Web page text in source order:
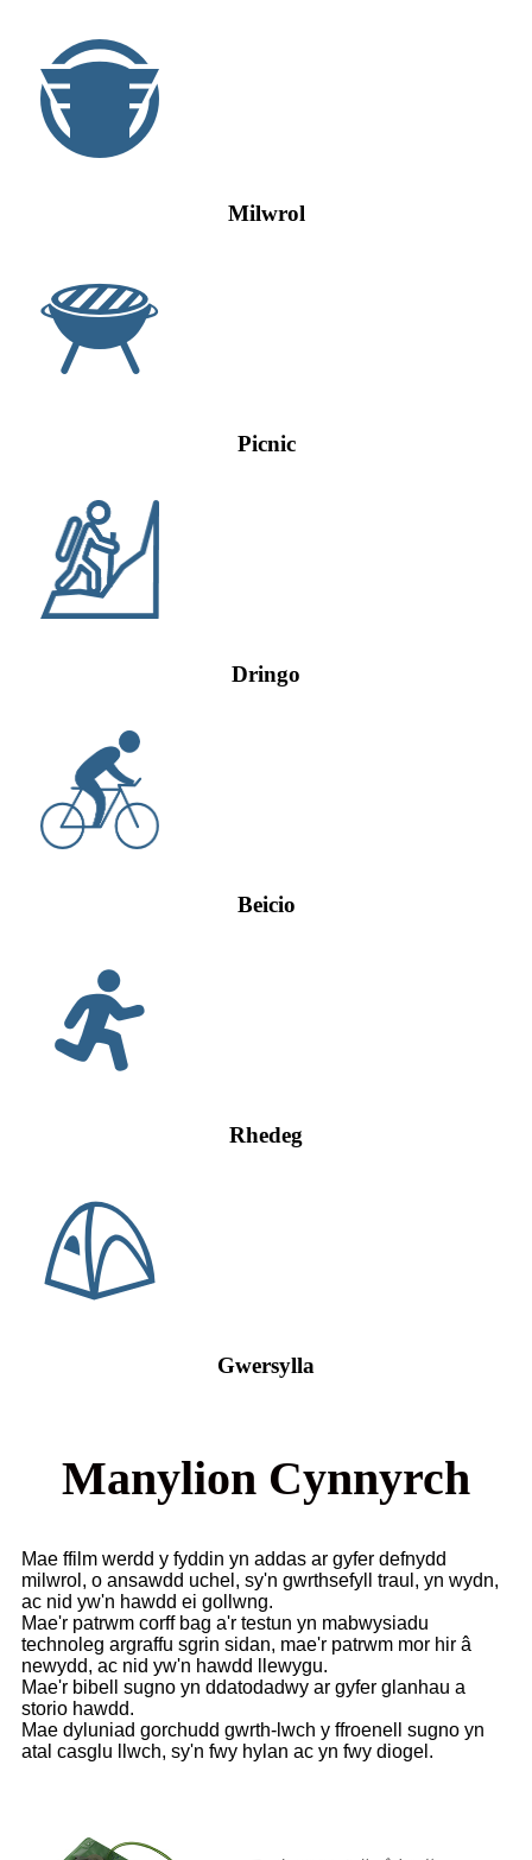
Milwrol
Picnic
Dringo
Beicio
Rhedeg
Gwersylla
Manylion Cynnyrch
Mae ffilm werdd y fyddin yn addas ar gyfer defnydd
milwrol, o ansawdd uchel, sy'n gwrthsefyll traul, yn wydn,
ac nid yw'n hawdd ei gollwng.
Mae'r patrwm corff bag a'r testun yn mabwysiadu
technoleg argraffu sgrin sidan, mae'r patrwm mor hir â
newydd, ac nid yw'n hawdd llewygu.
Mae'r bibell sugno yn ddatodadwy ar gyfer glanhau a
storio hawdd.
Mae dyluniad gorchudd gwrth-lwch y ffroenell sugno yn
atal casglu llwch, sy'n fwy hylan ac yn fwy diogel.